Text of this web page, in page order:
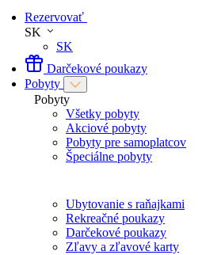
Rezervovať
SK
SK
Darčekové poukazy
Pobyty
Pobyty
Všetky pobyty
Akciové pobyty
Pobyty pre samoplatcov
Špeciálne pobyty
Ubytovanie s raňajkami
Rekreačné poukazy
Darčekové poukazy
Zľavy a zľavové karty